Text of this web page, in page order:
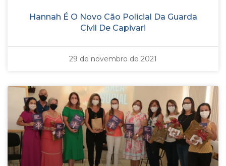
Hannah É O Novo Cão Policial Da Guarda
Civil De Capivari
29 de novembro de 2021